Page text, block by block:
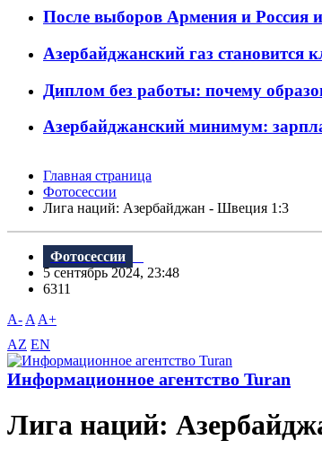
После выборов Армения и Россия
Азербайджанский газ
Диплом без работы: почему
Азербайджанский минимум:
Главная страница
Фотосессии
Лига наций: Азербайджан - Швеция 1:3
Фотосессии
5 сентябрь 2024, 23:48
6311
A- A A+
AZ EN
Информационное агентство Turan
Лига наций: